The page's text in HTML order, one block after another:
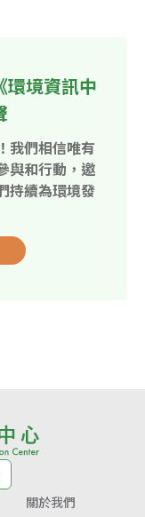
境資訊中
我們相信唯有
與和行動，邀
持續為環境發
關於我們